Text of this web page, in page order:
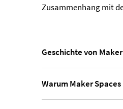
Zusammenhang mit
Geschichte von
Warum Maker